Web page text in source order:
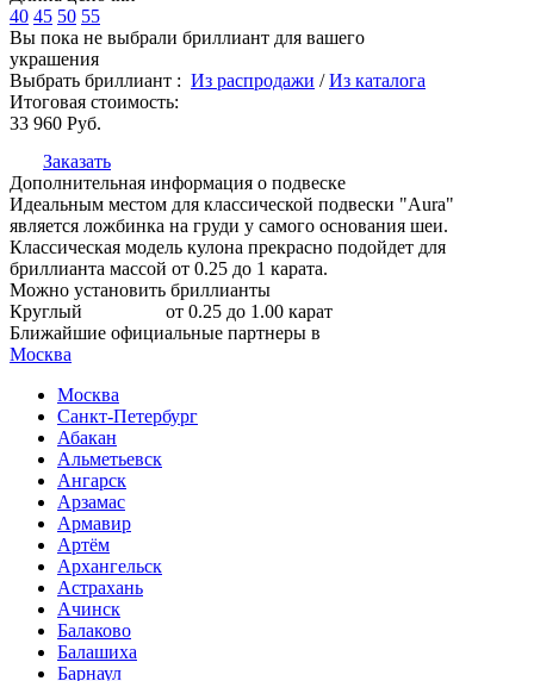
40 45 50 55
Вы пока не выбрали бриллиант для вашего
украшения
Выбрать бриллиант : Из распродажи /Из каталога
Итоговая стоимость:
33 960 Руб.
Заказать
Дополнительная информация о подвеске
Идеальным местом для классической подвески "Aura"
является ложбинка на груди у самого основания шеи.
Классическая модель кулона прекрасно подойдет для
бриллианта массой от 0.25 до 1 карата.
Можно установить бриллианты
Круглый
от 0.25 до 1.00 карат
Ближайшие официальные партнеры в
Москва
Москва
Санкт-Петербург
Абакан
Альметьевск
Ангарск
Арзамас
Армавир
Артём
Архангельск
Астрахань
Ачинск
Балаково
Балашиха
Барнаул